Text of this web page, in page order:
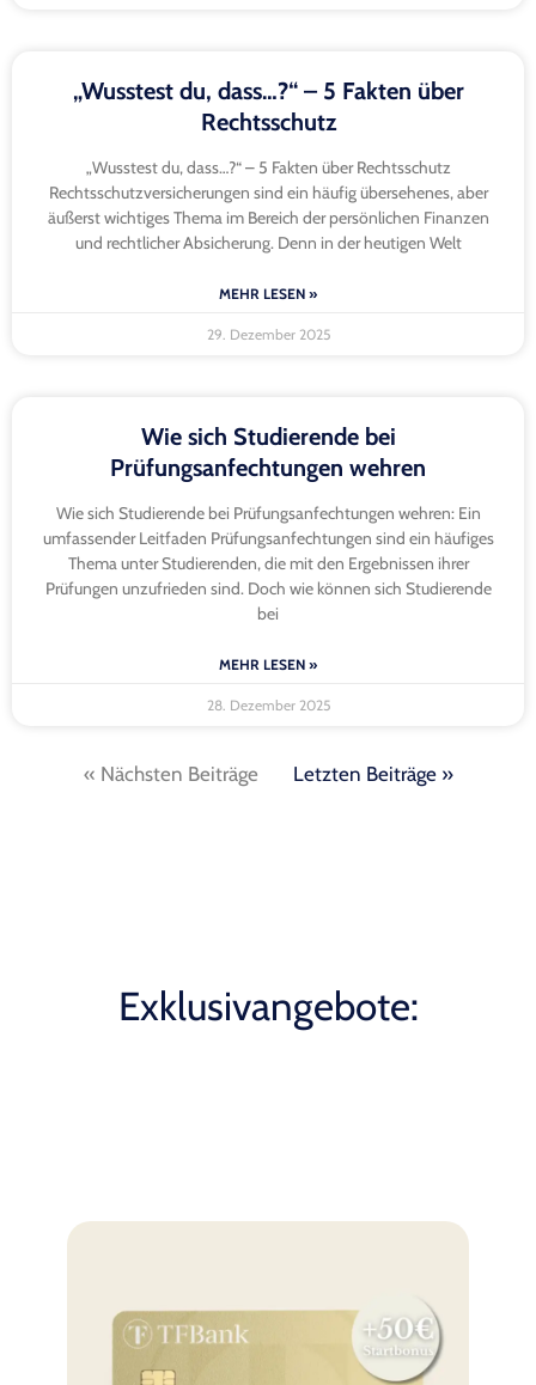
„Wusstest du, dass…?“ – 5 Fakten über
Rechtsschutz
„Wusstest du, dass…?“ – 5 Fakten über Rechtsschutz
Rechtsschutzversicherungen sind ein häufig übersehenes, aber
äußerst wichtiges Thema im Bereich der persönlichen Finanzen
und rechtlicher Absicherung. Denn in der heutigen Welt
MEHR LESEN »
29. Dezember 2025
Wie sich Studierende bei
Prüfungsanfechtungen wehren
Wie sich Studierende bei Prüfungsanfechtungen wehren: Ein
umfassender Leitfaden Prüfungsanfechtungen sind ein häufiges
Thema unter Studierenden, die mit den Ergebnissen ihrer
Prüfungen unzufrieden sind. Doch wie können sich Studierende
bei
MEHR LESEN »
28. Dezember 2025
« Nächsten Beiträge Letzten Beiträge »
Exklusivangebote: